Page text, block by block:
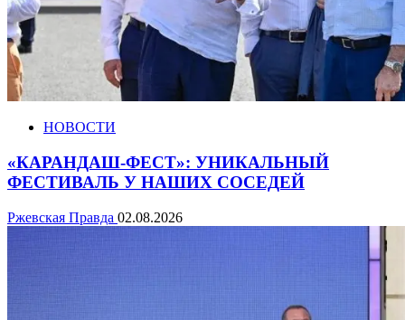
НОВОСТИ
«КАРАНДАШ-ФЕСТ»: УНИКАЛЬНЫЙ
ФЕСТИВАЛЬ У НАШИХ СОСЕДЕЙ
Ржевская Правда 02.08.2026